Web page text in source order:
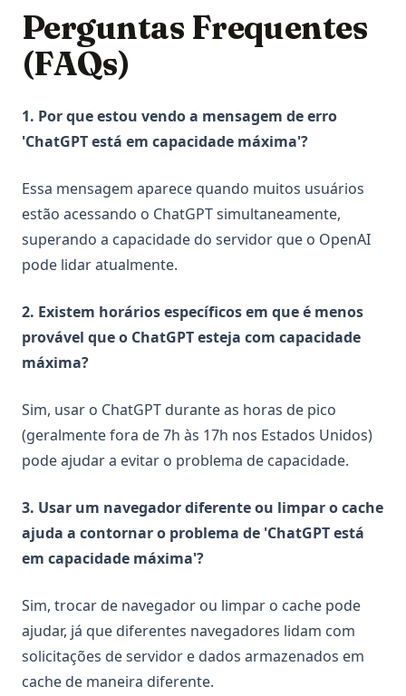
Perguntas Frequentes
(FAQs)
1. Por que estou vendo a mensagem de erro
'ChatGPT está em capacidade máxima'?
Essa mensagem aparece quando muitos usuários
estão acessando o ChatGPT simultaneamente,
superando a capacidade do servidor que o OpenAI
pode lidar atualmente.
2. Existem horários específicos em que é menos
provável que o ChatGPT esteja com capacidade
máxima?
Sim, usar o ChatGPT durante as horas de pico
(geralmente fora de 7h às 17h nos Estados Unidos)
pode ajudar a evitar o problema de capacidade.
3. Usar um navegador diferente ou limpar o cache
ajuda a contornar o problema de 'ChatGPT está
em capacidade máxima'?
Sim, trocar de navegador ou limpar o cache pode
ajudar, já que diferentes navegadores lidam com
solicitações de servidor e dados armazenados em
cache de maneira diferente.